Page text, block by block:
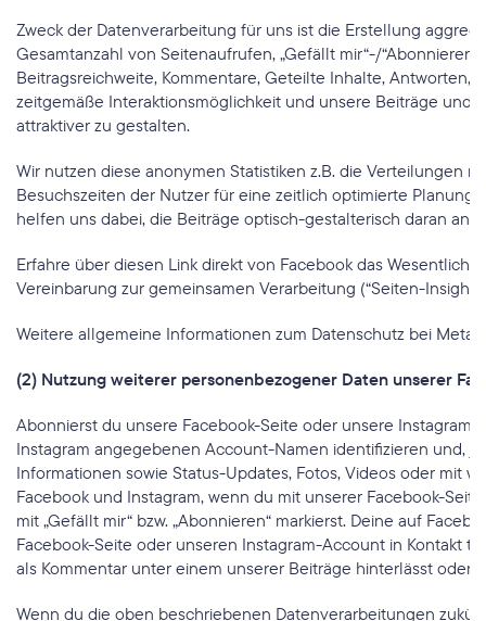
Zweck der Datenverarbeitung für uns ist die Erstellung
Gesamtanzahl von Seitenaufrufen, „Gefällt mir“-/
Beitragsreichweite, Kommentare, Geteilte Inhalte, Antworten,
zeitgemäße Interaktionsmöglichkeit und unsere Beiträge und
attraktiver zu gestalten.
Wir nutzen diese anonymen Statistiken z.B. die Verteilungen
Besuchszeiten der Nutzer für eine zeitlich optimierte
helfen uns dabei, die Beiträge optisch-gestalterisch daran
Erfahre über diesen Link direkt von Facebook das
Vereinbarung zur gemeinsamen Verarbeitung (“Seiten-
Weitere allgemeine Informationen zum Datenschutz bei Meta
(2) Nutzung weiterer personenbezogener Daten unserer
Abonnierst du unsere Facebook-Seite oder unsere
Instagram angegebenen Account-Namen identifizieren und,
Informationen sowie Status-Updates, Fotos, Videos oder mit
Facebook und Instagram, wenn du mit unserer Facebook-
mit „Gefällt mir“ bzw. „Abonnieren“ markierst. Deine auf
Facebook-Seite oder unseren Instagram-Account in Kontakt
als Kommentar unter einem unserer Beiträge hinterlässt oder
Wenn du die oben beschriebenen Datenverarbeitungen